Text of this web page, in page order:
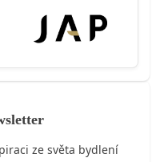
ze světa bydlení